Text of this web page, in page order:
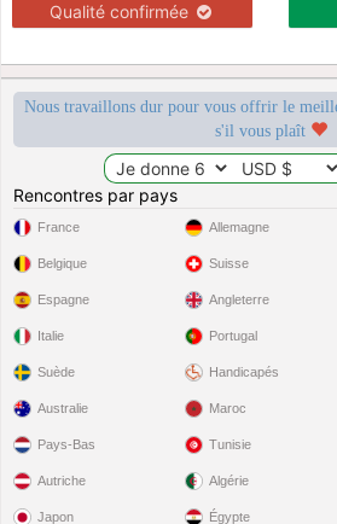
Qualité confirmée
Nous travaillons dur pour vous offrir le
s'il vous plaît
Rencontres par pays
France
Belgique
Espagne
Italie
Suède
Allemagne
Suisse
Angleterre
Portugal
Handicapés
Australie
Pays-Bas
Autriche
Japon
Maroc
Tunisie
Algérie
Égypte